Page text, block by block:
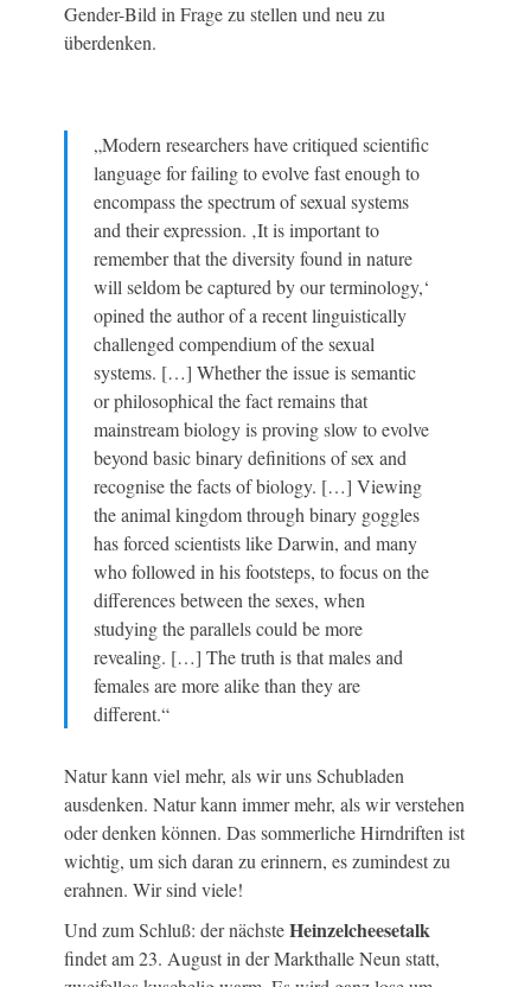
Gender-Bild in Frage zu stellen und neu zu
überdenken.
„Modern researchers have critiqued scientific
language for failing to evolve fast enough to
encompass the spectrum of sexual systems
and their expression. ‚It is important to
remember that the diversity found in nature
will seldom be captured by our terminology,‘
opined the author of a recent linguistically
challenged compendium of the sexual
systems. […] Whether the issue is semantic
or philosophical the fact remains that
mainstream biology is proving slow to evolve
beyond basic binary definitions of sex and
recognise the facts of biology. […] Viewing
the animal kingdom through binary goggles
has forced scientists like Darwin, and many
who followed in his footsteps, to focus on the
differences between the sexes, when
studying the parallels could be more
revealing. […] The truth is that males and
females are more alike than they are
different.“
Natur kann viel mehr, als wir uns Schubladen
ausdenken. Natur kann immer mehr, als wir verstehen
oder denken können. Das sommerliche Hirndriften ist
wichtig, um sich daran zu erinnern, es zumindest zu
erahnen. Wir sind viele!
Und zum Schluß: der nächsteHeinzelcheesetalk
findet am 23. August in der Markthalle Neun statt,